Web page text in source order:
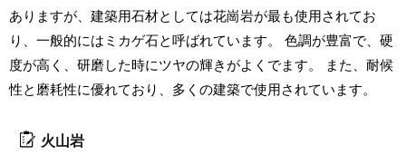
ありますが、建築用石材としては花崗岩が最も使用されてお
り、一般的にはミカゲ石と呼ばれています。 色調が豊富で、硬
度が高く、研磨した時にツヤの輝きがよくでます。 また、耐候
性と磨耗性に優れており、多くの建築で使用されています。
火山岩